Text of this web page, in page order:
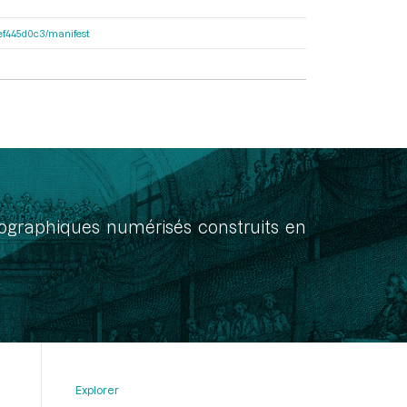
manifest
numérisés construits en
Explorer